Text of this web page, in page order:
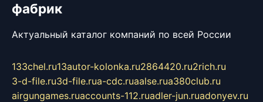
фабрик
Актуальный каталог компаний по всей России
133chel.ru13autor-kolonka.ru2864420.ru2rich.ru
3-d-file.ru3d-file.rua-cdc.ruaalse.rua380club.ru
airgungames.ruaccounts-112.ruadler-jun.ruadonyev.ru